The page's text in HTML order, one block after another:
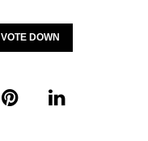
VOTE DOWN